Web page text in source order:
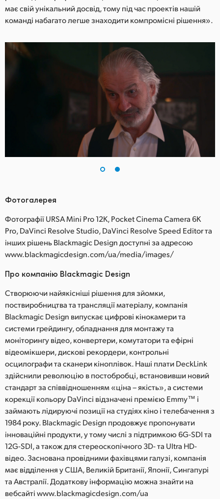
має свій унікальний досвід, тому під час проектів нашій
команді набагато легше знаходити компромісні рішення».
Фотогалерея
Фотографії URSA Mini Pro 12K, Pocket Cinema Camera 6K
Pro, DaVinci Resolve Studio, DaVinci Resolve Speed Editor та
інших рішень Blackmagic Design доступні за адресою
www.blackmagicdesign.com/ua/media/images/
Про компанію Blackmagic Design
Створюючи найякісніші рішення для зйомки,
поствиробництва та трансляції матеріалу, компанія
Blackmagic Design випускає цифрові кінокамери та
системи грейдингу, обладнання для монтажу та
моніторингу відео, конвертери, комутатори та ефірні
відеомікшери, дискові рекордери, контрольні
осцилографи та сканери кіноплівок. Наші плати DeckLink
здійснили революцію в постобробці, встановивши новий
стандарт за співвідношенням «ціна – якість», а системи
корекції кольору DaVinci відзначені премією Emmy™ і
займають лідируючі позиції на студіях кіно і телебачення з
1984 року. Blackmagic Design продовжує пропонувати
інноваційні продукти, у тому числі з підтримкою 6G-SDI та
12G-SDI, а також для стереоскопічного 3D- та Ultra HD-
відео. Заснована провідними фахівцями галузі, компанія
має відділення у США, Великій Британії, Японії, Сингапурі
та Австралії. Додаткову інформацію можна знайти на
вебсайті www.blackmagicdesign.com/ua